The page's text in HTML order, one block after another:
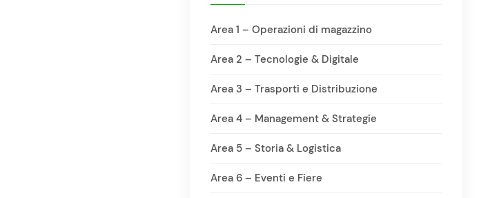
Area 1 – Operazioni di magazzino
Area 2 – Tecnologie & Digitale
Area 3 – Trasporti e Distribuzione
Area 4 – Management & Strategie
Area 5 – Storia & Logistica
Area 6 – Eventi e Fiere